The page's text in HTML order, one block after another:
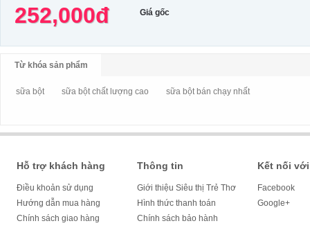
252,000đ Giá gốc
Từ khóa sản phẩm
sữa bột sữa bột chất lượng cao sữa bột bán chạy nhất
Hỗ trợ khách hàng
Điều khoản sử dụng
Hướng dẫn mua hàng
Chính sách giao hàng
Thông tin
Giới thiệu Siêu thị Trẻ Thơ
Hình thức thanh toán
Chính sách bảo hành
Kết nối
Facebook
Google+